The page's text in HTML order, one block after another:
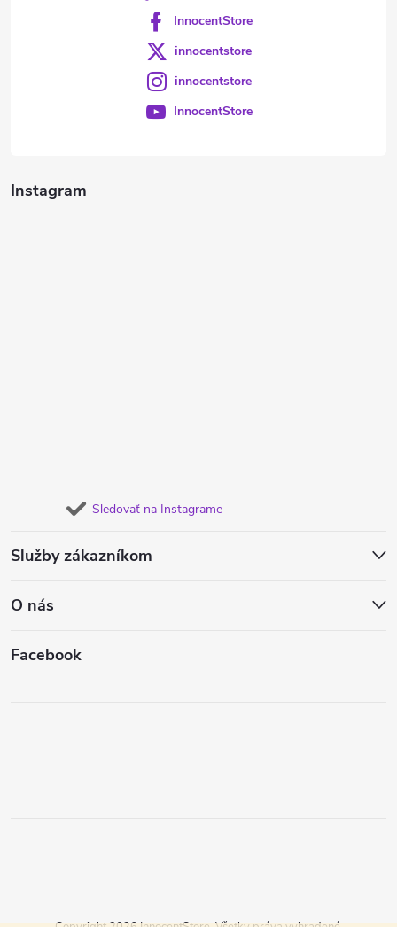
Instagram
Sledovať na Instagrame
Služby zákazníkom
O nás
Facebook
InnocentStore
innocentstore
innocentstore
InnocentStore